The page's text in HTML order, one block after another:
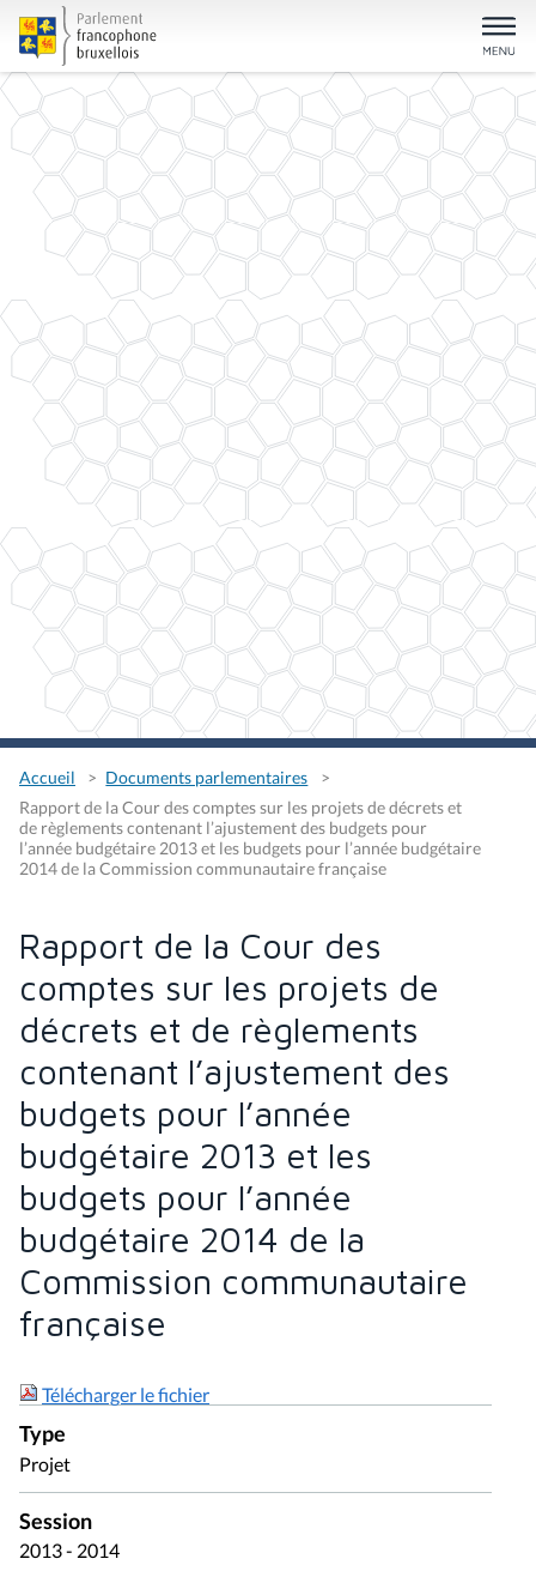
Accueil
Documents parlementaires
Rapport de la Cour des comptes sur les projets de décrets et
de règlements contenant l’ajustement des budgets pour
l’année budgétaire 2013 et les budgets pour l’année budgétaire
2014 de la Commission communautaire française
Rapport de la Cour des
comptes sur les projets de
décrets et de règlements
contenant l’ajustement des
budgets pour l’année
budgétaire 2013 et les
budgets pour l’année
budgétaire 2014 de la
Commission communautaire
française
Télécharger le fichier
Type
Projet
Session
2013 - 2014